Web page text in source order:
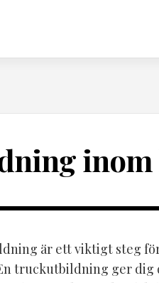
är ett viktigt steg
truckutbildning ger dig